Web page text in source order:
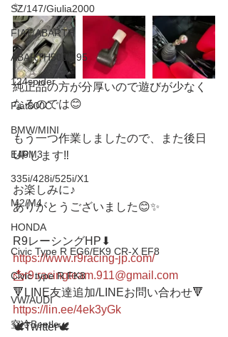
SZ/147/Giulia2000
FIAT/ABARTH
ABARTH500/595
124spider
Fiat500C
BMW/MINI
E46M3
335i/428i/525i/X1
M2/M4
HONDA
Civic Type R EG6/EK9 CR-X EF8
Civic type R FK8
VW/AUDI
空冷Beetle
✨
純正品の方が分厚いので遊びが少なく
なるのでは😊
もう一つ作業しましたので、また後日
UPします‼️
お楽しみに♪
ありがとうございました😊✨
R9レーシングHP⬇︎
https://www.r9racing-jp.com/
📩r9.racingteam.911@gmail.com
🔻LINE友達追加/LINEお問い合わせ🔻
https://lin.ee/4ek3yGk
🕊Twitter🕊